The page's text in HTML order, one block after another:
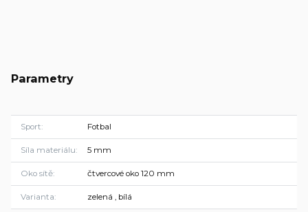
Parametry
Sport Fotbal
Síla materiálu 5 mm
Oko sítě čtvercové oko 120 mm
Varianta zelená , bílá